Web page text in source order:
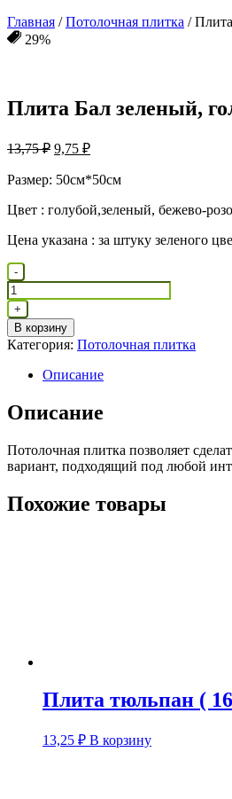
Главная /Потолочная плитка /
29%
Плита Бал зеленый,
13,75₽ Первоначальная
составляла
9,75 ₽Текущая
9,75 ₽.
Размер: 50см*50см
Цвет : голубой,зеленый, бежево-
Цена указана : за штуку зеленого
Количество
товара
Плита
Бал
зеленый,
голубой,бежево-
-
+
В корзину
Категория: Потолочная плитка
Описание
Описание
Потолочная плитка позволяет
вариант, подходящий под любой
Похожие товары
Плита тюльпан (
13,25 ₽ В корзину